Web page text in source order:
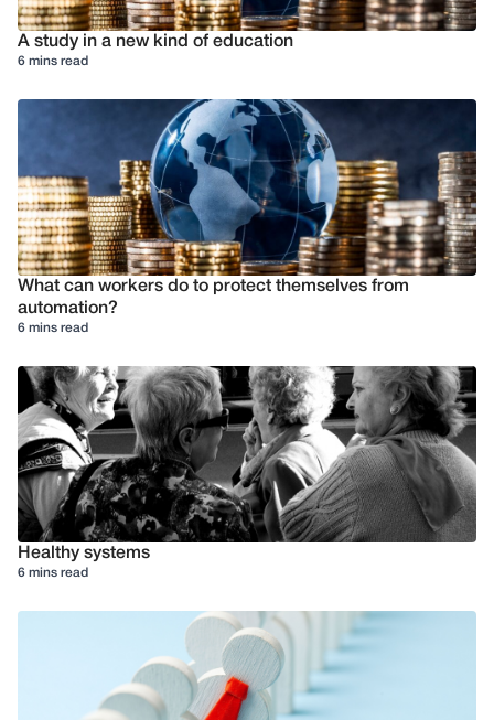
A study in a new kind of education
6 mins read
What can workers do to protect themselves from
automation?
6 mins read
Healthy systems
6 mins read